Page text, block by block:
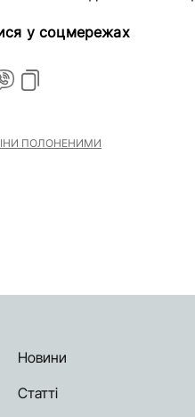
у соцмережах
ПОЛОНЕНИМИ
Новини
Статті